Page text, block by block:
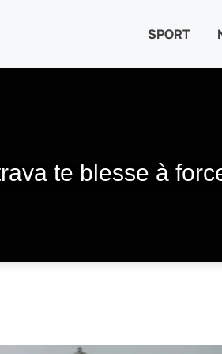
SPORT
te blesse à